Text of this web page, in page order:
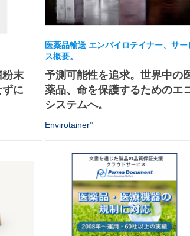
粉末
に
医薬品輸送 エンバイロテイナー、サー
ス概要。
予測可能性を追求。世界中の
薬品、命を保護するためのエ
システムへ。
Envirotainer°